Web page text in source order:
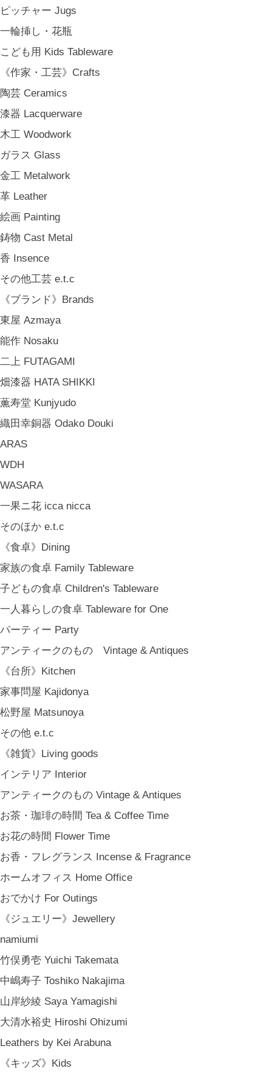
ピッチャー Jugs
一輪挿し・花瓶
こども用 Kids Tableware
《作家・工芸》Crafts
陶芸 Ceramics
漆器 Lacquerware
木工 Woodwork
ガラス Glass
金工 Metalwork
革 Leather
絵画 Painting
鋳物 Cast Metal
香 Insence
その他工芸 e.t.c
《ブランド》Brands
東屋 Azmaya
能作 Nosaku
二上 FUTAGAMI
畑漆器 HATA SHIKKI
薫寿堂 Kunjyudo
織田幸銅器 Odako Douki
ARAS
WDH
WASARA
一果ニ花 icca nicca
そのほか e.t.c
《食卓》Dining
家族の食卓 Family Tableware
子どもの食卓 Children's Tableware
一人暮らしの食卓 Tableware for One
パーティー Party
アンティークのもの Vintage & Antiques
《台所》Kitchen
家事問屋 Kajidonya
松野屋 Matsunoya
その他 e.t.c
《雑貨》Living goods
インテリア Interior
アンティークのもの Vintage & Antiques
お茶・珈琲の時間 Tea & Coffee Time
お花の時間 Flower Time
お香・フレグランス Incense & Fragrance
ホームオフィス Home Office
おでかけ For Outings
《ジュエリー》Jewellery
namiumi
竹俣勇壱 Yuichi Takemata
中嶋寿子 Toshiko Nakajima
山岸紗綾 Saya Yamagishi
大清水裕史 Hiroshi Ohizumi
Leathers by Kei Arabuna
《キッズ》Kids
一人暮らしの食卓 Tableware for One
パーティー Party
アンティークのもの Vintage & Antiques
《台所》Kitchen
家事問屋 Kajidonya
松野屋 Matsunoya
その他 e.t.c
《雑貨》Living goods
インテリア Interior
アンティークのもの Vintage & Antiques
お茶・珈琲の時間 Tea & Coffee Time
お花の時間 Flower Time
お香・フレグランス Incense & Fragrance
ホームオフィス Home Office
おでかけ For Outings
《ジュエリー》Jewellery
namiumi
竹俣勇壱 Yuichi Takemata
中嶋寿子 Toshiko Nakajima
山岸紗綾 Saya Yamagishi
大清水裕史 Hiroshi Ohizumi
こどもの器 Children's Tableware
木のおもちゃ(ニキティキ) Wooden Toys
ぬいぐるみ Soft Toys
絵本 Children's Books
《食品》Food
BREW TEA CO
穀雨 Bakery Cokuu
MONSTER
COYA. (3月中旬〜)
MARY JIMENEZ CO. (3月中旬〜)
《オリジナル》Original
《古道具》Vintage & Antiques
ハナレきりゅう Hanare Kiryuh
《義援金商品》Charity
《輸入品》Imported goods
《ギフト》Gifts
ギフト包装 Gift Wrapping
石川・金沢・北陸土産 Local Souvenirs
ちょっとしたプレゼント Petit Gifts
出産祝い Baby Gifts
内祝い Thank You Gifts
新築祝い Housewarming Gifts
結婚祝い Wedding Gifts
結婚式の引出物 Wedding Favors
誕生日プレゼント Birthday Gifts
クリスマス Chiristmas Gifts
こどもの日 Children's Day
バレンタインデー Valentine's Day
《季節のもの》Seasonal